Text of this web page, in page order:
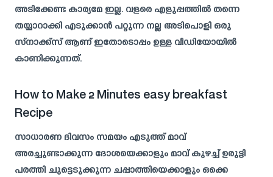
അടിക്കേണ്ട കാര്യമേ ഇല്ല. വളരെ എളുപ്പത്തിൽ തന്നെ
തയ്യാറാക്കി എടുക്കാൻ പറ്റുന്ന നല്ല അടിപൊളി ഒരു
സ്നാക്ക്സ് ആണ് ഇതോടൊപ്പം ഉള്ള വീഡിയോയിൽ
കാണിക്കുന്നത്.
How to Make 2 Minutes easy breakfast
Recipe
സാധാരണ ദിവസം സമയം എടുത്ത് മാവ്
അരച്ചുണ്ടാക്കുന്ന ദോശയെക്കാളും മാവ് കുഴച്ച് ഉരുട്ടി
പരത്തി ചുട്ടെടുക്കുന്ന ചപ്പാത്തിയെക്കാളും ഒക്കെ